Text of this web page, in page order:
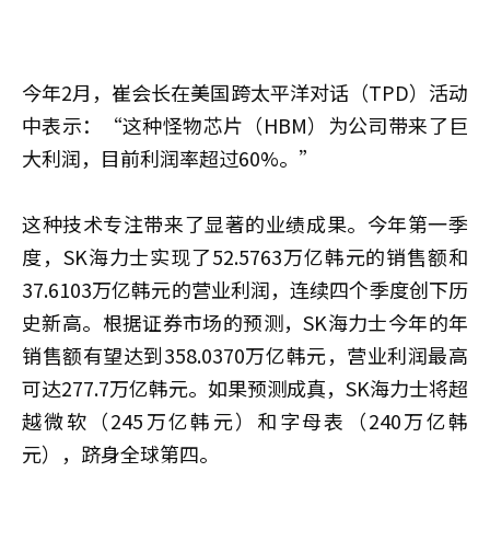
今年2月，崔会长在美国跨太平洋对话（TPD）活动
中表示：“这种怪物芯片（HBM）为公司带来了巨
大利润，目前利润率超过60%。”
这种技术专注带来了显著的业绩成果。今年第一季
度，SK海力士实现了52.5763万亿韩元的销售额和
37.6103万亿韩元的营业利润，连续四个季度创下历
史新高。根据证券市场的预测，SK海力士今年的年
销售额有望达到358.0370万亿韩元，营业利润最高
可达277.7万亿韩元。如果预测成真，SK海力士将超
越微软（245万亿韩元）和字母表（240万亿韩
元），跻身全球第四。